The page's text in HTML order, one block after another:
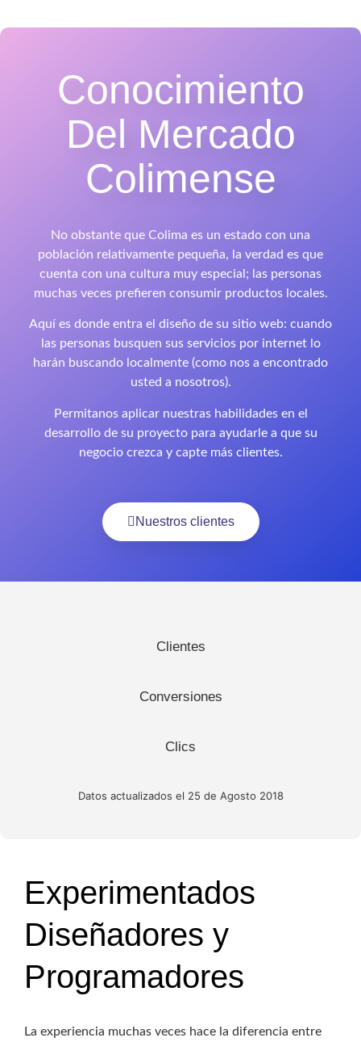
Conocimiento
Del Mercado
Colimense
No obstante que Colima es un estado con una
población relativamente pequeña, la verdad es que
cuenta con una cultura muy especial; las personas
muchas veces prefieren consumir productos locales.
Aquí es donde entra el diseño de su sitio web: cuando
las personas busquen sus servicios por internet lo
harán buscando localmente (como nos a encontrado
usted a nosotros).
Permitanos aplicar nuestras habilidades en el
desarrollo de su proyecto para ayudarle a que su
negocio crezca y capte más clientes.
Nuestros clientes
Clientes
Conversiones
Clics
Datos actualizados el 25 de Agosto 2018
Experimentados
Diseñadores y
Programadores
La experiencia muchas veces hace la diferencia entre